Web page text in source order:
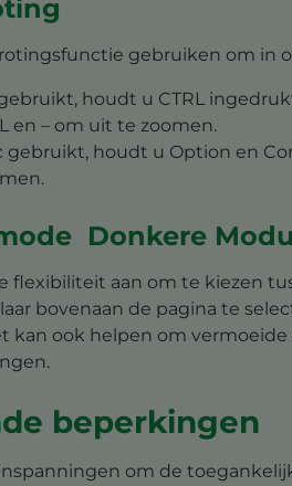
gebruiken om in
houdt u CTRL
en – om uit te zoomen.
gebruikt, houdt u Option en
Donkere
flexibiliteit aan om te kiezen
bovenaan de pagina te
kan ook helpen om
beperkingen
om de